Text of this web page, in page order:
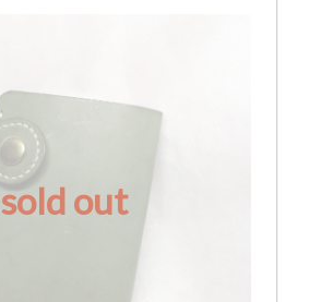
sold out